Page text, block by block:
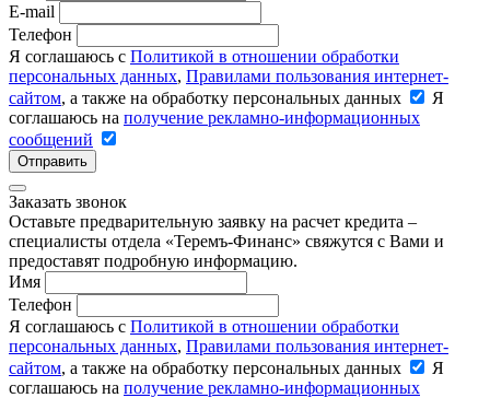
E-mail
Телефон
Я соглашаюсь с Политикой в отношении обработки
персональных данных, Правилами пользования интернет-
сайтом, а также на обработку персональных данных
Я
соглашаюсь на получение рекламно-информационных
сообщений
Отправить
Заказать звонок
Оставьте предварительную заявку на расчет кредита –
специалисты отдела «Теремъ-Финанс» свяжутся с Вами и
предоставят подробную информацию.
Имя
Телефон
Я соглашаюсь с Политикой в отношении обработки
персональных данных, Правилами пользования интернет-
сайтом, а также на обработку персональных данных
Я
соглашаюсь на получение рекламно-информационных